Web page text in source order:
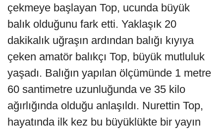
çekmeye başlayan Top, ucunda büyük
balık olduğunu fark etti. Yaklaşık 20
dakikalık uğraşın ardından balığı kıyıya
çeken amatör balıkçı Top, büyük mutluluk
yaşadı. Balığın yapılan ölçümünde 1 metre
60 santimetre uzunluğunda ve 35 kilo
ağırlığında olduğu anlaşıldı. Nurettin Top,
hayatında ilk kez bu büyüklükte bir yayın